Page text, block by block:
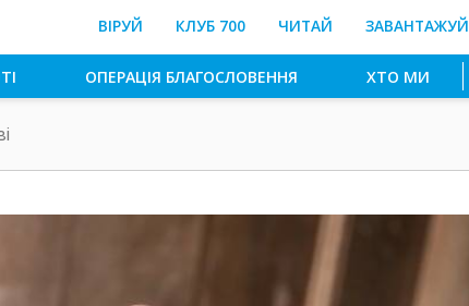
ВІРУЙ КЛУБ 700 ЧИТАЙ ЗАВАНТАЖУЙ
ОПЕРАЦІЯ БЛАГОСЛОВЕННЯ ХТО МИ